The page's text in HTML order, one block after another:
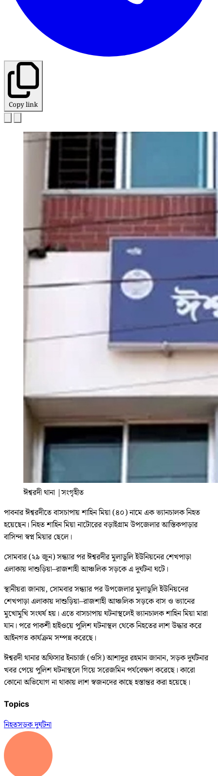
Copy link
ঈশ্বরদী থানা |সংগৃহীত
পাবনার ঈশ্বরদীতে বাসচাপায় শাহিন মিয়া (৪০) নামে এক ভ্যানচালক নিহত
হয়েছেন। নিহত শাহিন মিয়া নাটোরের বড়াইগ্রাম উপজেলার আস্তিকপাড়ার
বাসিন্দা স্বপ্ন মিয়ার ছেলে।
সোমবার (২৯ জুন) সন্ধ্যার পর ঈশ্বরদীর মুলাডুলি ইউনিয়নের শেখপাড়া
এলাকায় দাশুড়িয়া–রাজশাহী আঞ্চলিক সড়কে এ দুর্ঘটনা ঘটে।
স্থানীয়রা জানায়, সোমবার সন্ধ্যার পর উপজেলার মুলাডুলি ইউনিয়নের
শেখপাড়া এলাকায় দাশুড়িয়া–রাজশাহী আঞ্চলিক সড়কে বাস ও ভ্যানের
মুখোমুখি সংঘর্ষ হয়। এতে বাসচাপায় ঘটনাস্থলেই ভ্যানচালক শাহিন মিয়া মারা
যান। পরে পাকশী হাইওয়ে পুলিশ ঘটনাস্থল থেকে নিহতের লাশ উদ্ধার করে
আইনগত কার্যক্রম সম্পন্ন করেছে।
ঈশ্বরদী থানার অফিসার ইনচার্জ (ওসি) আশাদুর রহমান জানান, সড়ক দুর্ঘটনার
খবর পেয়ে পুলিশ ঘটনাস্থলে গিয়ে সরেজমিন পর্যবেক্ষণ করেছে। কারো
কোনো অভিযোগ না থাকায় লাশ স্বজনদের কাছে হস্তান্তর করা হয়েছে।
Topics
নিহতসড়ক দুর্ঘটনা